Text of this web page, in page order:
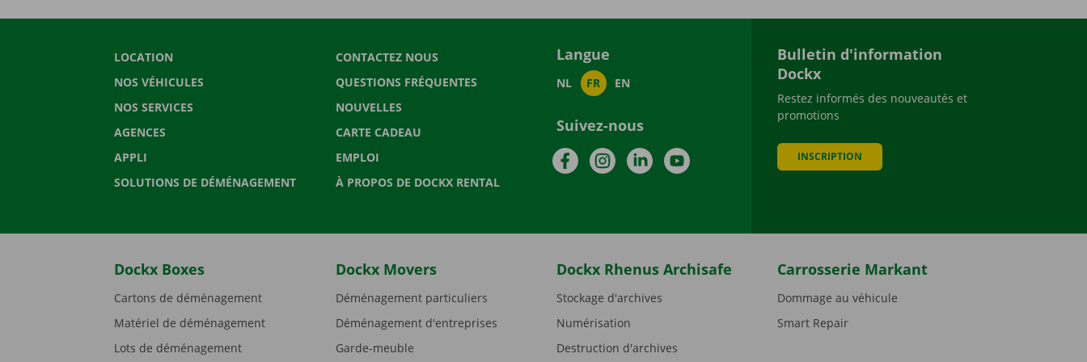
LOCATION
NOS VÉHICULES
NOS SERVICES
AGENCES
APPLI
SOLUTIONS DE DÉMÉNAGEMENT
CONTACTEZ NOUS
QUESTIONS FRÉQUENTES
NOUVELLES
CARTE CADEAU
EMPLOI
À PROPOS DE DOCKX RENTAL
Langue
NL FR EN
Suivez-nous
FacebookInstagramLinkedInYouTube
Bulletin d'information
Dockx
Restez informés des nouveautés et
promotions
INSCRIPTION
Dockx Boxes
Cartons de déménagement
Matériel de déménagement
Lots de déménagement
Dockx Movers
Déménagement particuliers
Déménagement d'entreprises
Garde-meuble
Dockx Rhenus Archisafe
Stockage d'archives
Numérisation
Destruction d'archives
Carrosserie Markant
Dommage au véhicule
Smart Repair